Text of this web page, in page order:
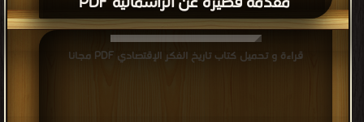
قراءة و تحميل كتاب تاريخ الفكر الإقتصادي PDF مجانا